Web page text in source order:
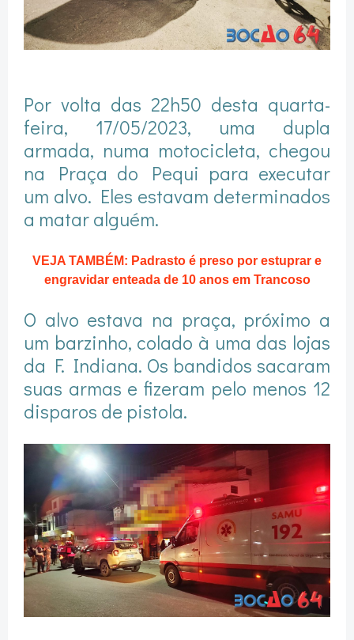
Por volta das 22h50 desta quarta-
feira, 17/05/2023, uma dupla
armada, numa motocicleta, chegou
na Praça do Pequi para executar
um alvo. Eles estavam determinados
a matar alguém.
VEJA TAMBÉM: Padrasto é preso por estuprar e
engravidar enteada de 10 anos em Trancoso
O alvo estava na praça, próximo a
um barzinho, colado à uma das lojas
da F. Indiana. Os bandidos sacaram
suas armas e fizeram pelo menos 12
disparos de pistola.